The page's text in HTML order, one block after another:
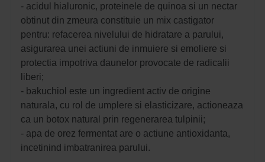
- acidul hialuronic, proteinele de quinoa si un nectar
obtinut din zmeura constituie un mix castigator
pentru: refacerea nivelului de hidratare a parului,
asigurarea unei actiuni de inmuiere si emoliere si
protectia impotriva daunelor provocate de radicalii
liberi;
- bakuchiol este un ingredient activ de origine
naturala, cu rol de umplere si elasticizare, actioneaza
ca un botox natural prin regenerarea tulpinii;
- apa de orez fermentat are o actiune antioxidanta,
incetinind imbatranirea parului.